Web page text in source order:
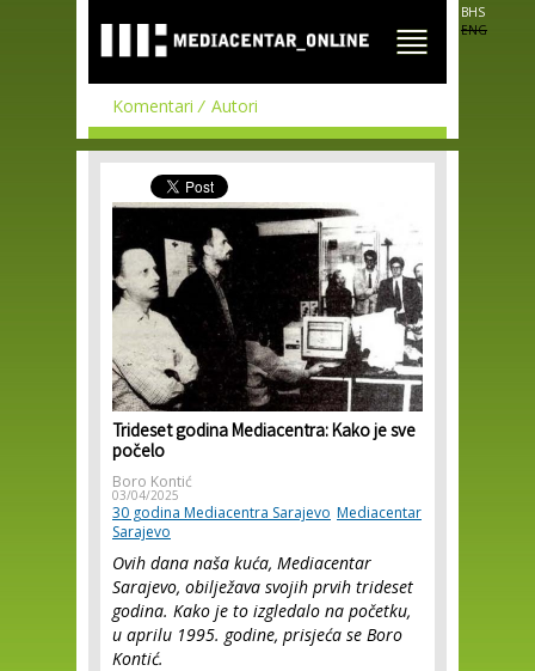
main
content
BHS
ENG
Komentari Autori
Trideset godina Mediacentra: Kako je sve
počelo
Boro Kontić
03/04/2025
30 godina Mediacentra Sarajevo Mediacentar
Sarajevo
Ovih dana naša kuća, Mediacentar
Sarajevo, obilježava svojih prvih trideset
godina. Kako je to izgledalo na početku,
u aprilu 1995. godine, prisjeća se Boro
Kontić.